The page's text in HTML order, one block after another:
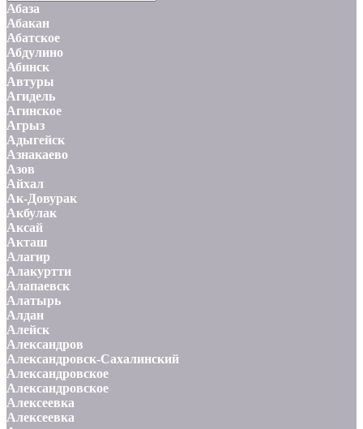
Абаза
Абакан
Абатское
Абдулино
Абинск
Автуры
Агидель
Агинское
Агрыз
Адыгейск
Азнакаево
Азов
Айхал
Ак-Довурак
Акбулак
Аксай
Акташ
Алагир
Алакуртти
Алапаевск
Алатырь
Алдан
Алейск
Александров
Александровск-Сахалинский
Александровское
Александровское
Алексеевка
Алексеевка